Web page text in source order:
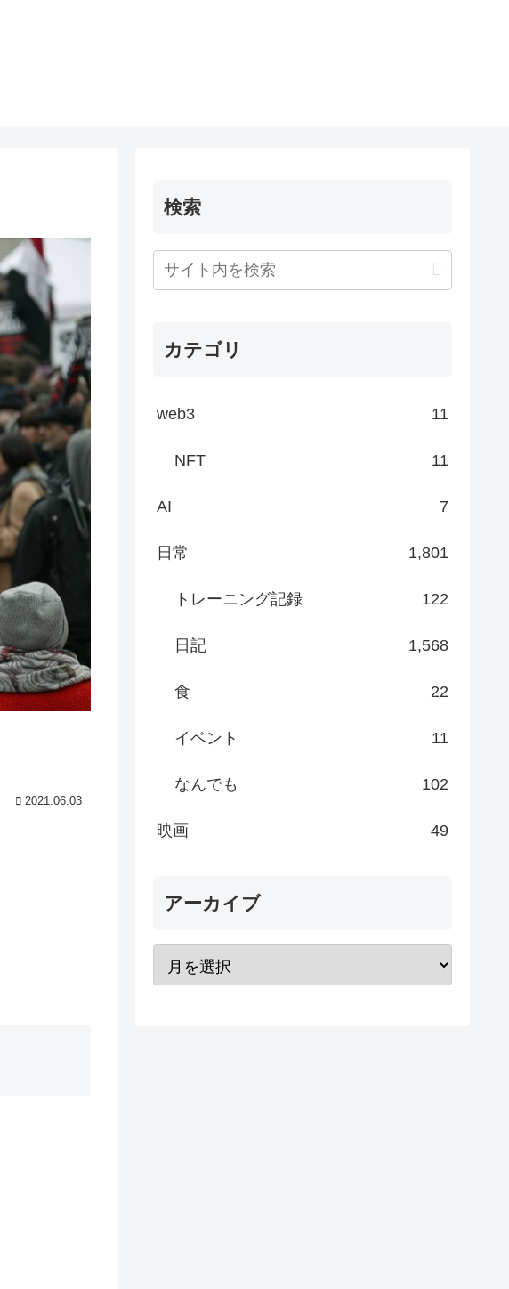
2021.06.03
検索
カテゴリ
web3 11
NFT 11
AI 7
日常 1,801
トレーニング記録 122
日記 1,568
食 22
イベント 11
なんでも 102
映画 49
アーカイブ